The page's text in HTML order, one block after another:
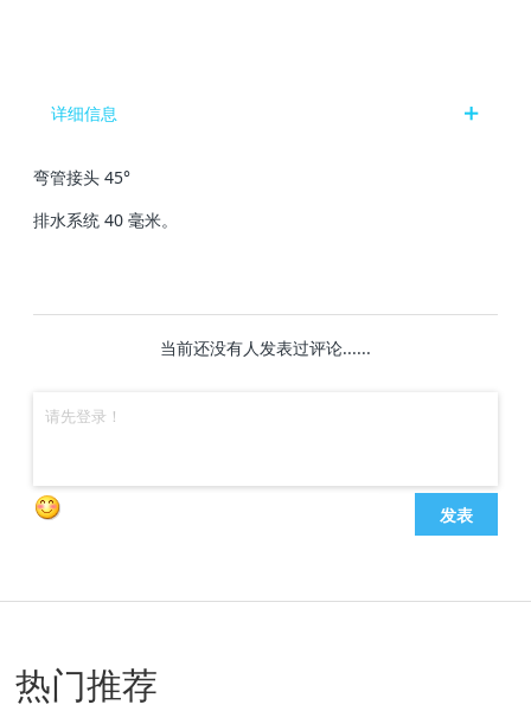
详细信息
弯管接头 45°
排水系统 40 毫米。
当前还没有人发表过评论......
发表
热门推荐